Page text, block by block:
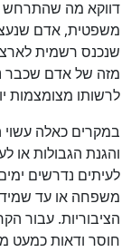
דווקא מה שהתרחש
משפטית, אדם
שנכנס רשמית
מזה של אדם שכבר
לרשותו מצומצמות
במקרים כאלה
והגנת הגבולות או
לעיתים נדרשים
משפחה או עד
הציבוריות. עבור
חוסר ודאות כמעט